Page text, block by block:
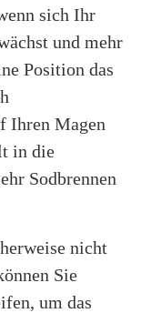
sich Ihr
und mehr
Position das
Ihren Magen
in die
Sodbrennen
nicht
Sie
um das